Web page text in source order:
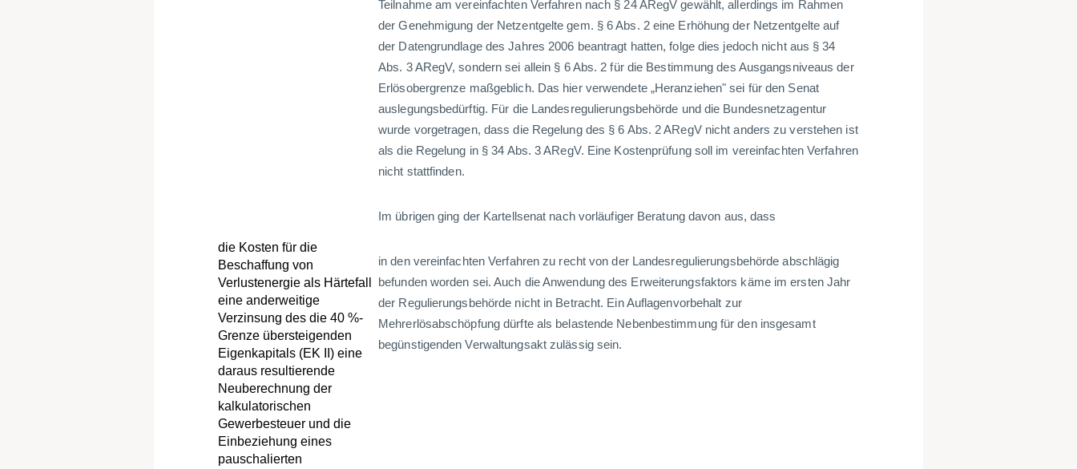
Teilnahme am vereinfachten Verfahren nach § 24 ARegV gewählt, allerdings im Rahmen
der Genehmigung der Netzentgelte gem. § 6 Abs. 2 eine Erhöhung der Netzentgelte auf
der Datengrundlage des Jahres 2006 beantragt hatten, folge dies jedoch nicht aus § 34
Abs. 3 ARegV, sondern sei allein § 6 Abs. 2 für die Bestimmung des Ausgangsniveaus der
Erlösobergrenze maßgeblich. Das hier verwendete „Heranziehen" sei für den Senat
auslegungsbedürftig. Für die Landesregulierungsbehörde und die Bundesnetzagentur
wurde vorgetragen, dass die Regelung des § 6 Abs. 2 ARegV nicht anders zu verstehen ist
als die Regelung in § 34 Abs. 3 ARegV. Eine Kostenprüfung soll im vereinfachten Verfahren
nicht stattfinden.
Im übrigen ging der Kartellsenat nach vorläufiger Beratung davon aus, dass
die Kosten für die
Beschaffung von
Verlustenergie als Härtefall
eine anderweitige
Verzinsung des die 40 %-
Grenze übersteigenden
Eigenkapitals (EK II) eine
daraus resultierende
Neuberechnung der
kalkulatorischen
Gewerbesteuer und die
Einbeziehung eines
pauschalierten
in den vereinfachten Verfahren zu recht von der Landesregulierungsbehörde abschlägig
befunden worden sei. Auch die Anwendung des Erweiterungsfaktors käme im ersten Jahr
der Regulierungsbehörde nicht in Betracht. Ein Auflagenvorbehalt zur
Mehrerlösabschöpfung dürfte als belastende Nebenbestimmung für den insgesamt
begünstigenden Verwaltungsakt zulässig sein.